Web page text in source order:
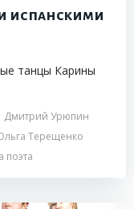
испанскими
танцы Карины
Дмитрий Урюпин
Терещенко
поэта